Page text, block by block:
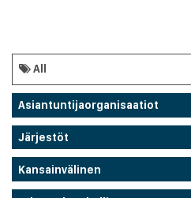
All
Asiantuntijaorganisaatiot
Järjestöt
Kansainvälinen